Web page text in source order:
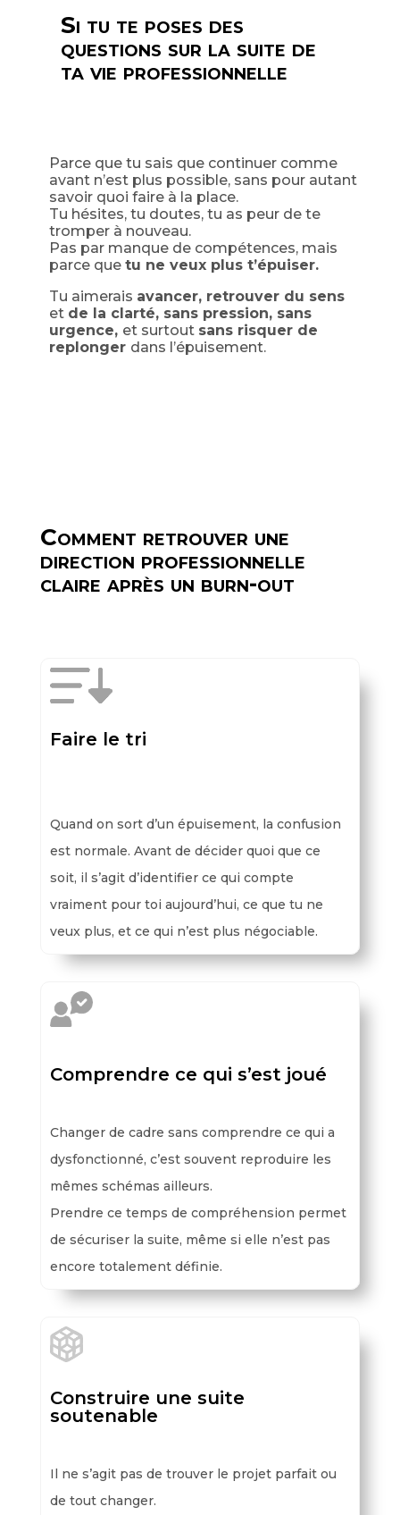
Si tu te poses des
questions sur la suite de
ta vie professionnelle
Parce que tu sais que continuer comme
avant n’est plus possible, sans pour autant
savoir quoi faire à la place.
Tu hésites, tu doutes, tu as peur de te
tromper à nouveau.
Pas par manque de compétences, mais
parce que tu ne veux plus t’épuiser.
Tu aimerais avancer, retrouver du sens
et de la clarté, sans pression, sans
urgence, et surtout sans risquer de
replonger dans l’épuisement.
Comment retrouver une
direction professionnelle
claire après un burn-out
Faire le tri
Quand on sort d’un épuisement, la confusion
est normale. Avant de décider quoi que ce
soit, il s’agit d’identifier ce qui compte
vraiment pour toi aujourd’hui, ce que tu ne
veux plus, et ce qui n’est plus négociable.
Comprendre ce qui s’est joué
Changer de cadre sans comprendre ce qui a
dysfonctionné, c’est souvent reproduire les
mêmes schémas ailleurs.
Prendre ce temps de compréhension permet
de sécuriser la suite, même si elle n’est pas
encore totalement définie.
Construire une suite
soutenable
Il ne s’agit pas de trouver le projet parfait ou
de tout changer.